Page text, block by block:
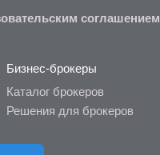
соглашением
Бизнес-брокеры
Каталог брокеров
Решения для брокеров